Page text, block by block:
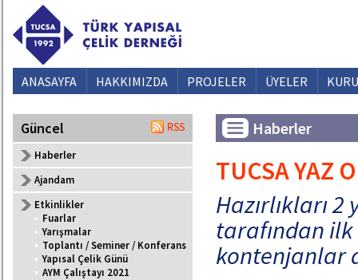
ANASAYFA HAKKIMIZDA PROJELER ÜYELER
Güncel
Haberler
Ajandam
Etkinlikler
• Fuarlar
• Yarışmalar
• Toplantı / Seminer / Konferans
• Yapısal Çelik Günü
• AYM Çalıştayı 2021
Haberler
TUCSA YAZ
Hazırlıkları
tarafından ilk
kontenjanlar